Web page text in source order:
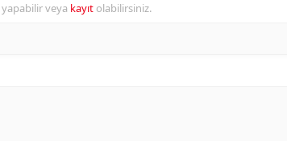
Iğdır
yapabilir veya kayıt olabilirsiniz.